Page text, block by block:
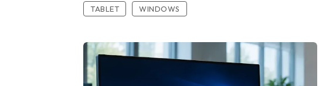
TABLET
WINDOWS